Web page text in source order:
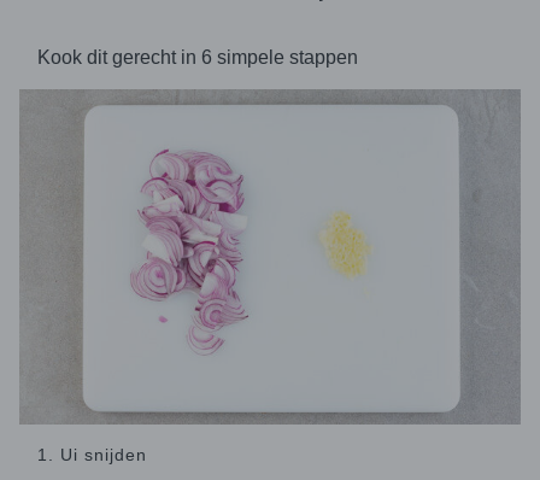
Kook dit gerecht in 6 simpele stappen
1. Ui snijden